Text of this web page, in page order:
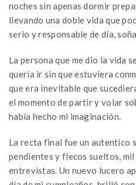
noches sin apenas dormir
llevando una doble vida que
serio y responsable de día,
La persona que me dio la vida
quería ir sin que estuviera
que era inevitable que
el momento de partir y volar
había hecho mi imaginación.
La recta final fue un autentico
pendientes y flecos sueltos,
entrevistas. Un nuevo lucero